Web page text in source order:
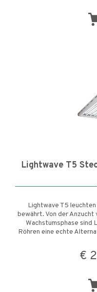
Lightwave T5
Lightwave T5
bewährt. Von der Anzucht
Wachstumsphase sind
Röhren eine echte
€